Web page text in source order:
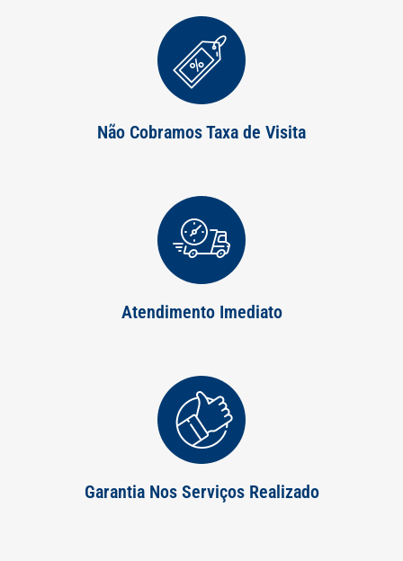
Não Cobramos Taxa de Visita
Atendimento Imediato
Garantia Nos Serviços Realizado